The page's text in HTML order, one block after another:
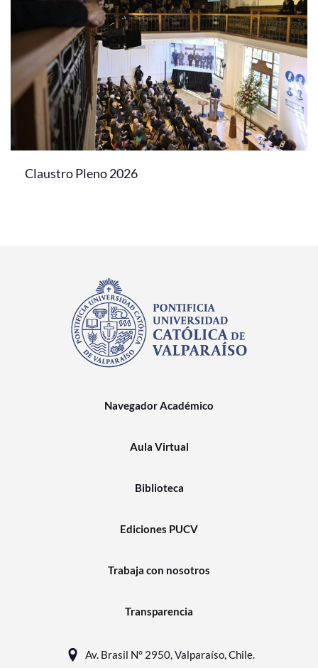
Claustro Pleno 2026
Navegador Académico
Aula Virtual
Biblioteca
Ediciones PUCV
Trabaja con nosotros
Transparencia
Av. Brasil N° 2950, Valparaíso, Chile.